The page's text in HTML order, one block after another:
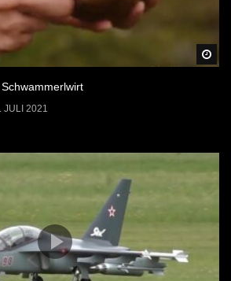
JULI 2021